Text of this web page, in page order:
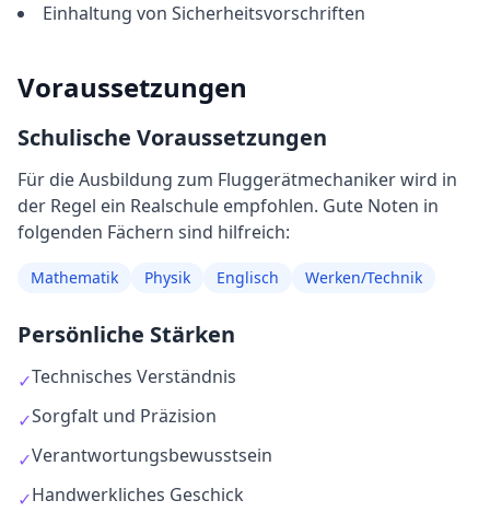
Einhaltung von Sicherheitsvorschriften
Voraussetzungen
Schulische Voraussetzungen
Für die Ausbildung zum Fluggerätmechanikerwird in
der Regel ein Realschule empfohlen. Gute Noten in
folgenden Fächern sind hilfreich:
Mathematik Physik Englisch Werken/Technik
Persönliche Stärken
✓Technisches Verständnis
✓Sorgfalt und Präzision
✓Verantwortungsbewusstsein
✓Handwerkliches Geschick